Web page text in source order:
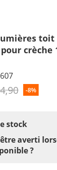
toit
crèche
-8%
stock
averti
?